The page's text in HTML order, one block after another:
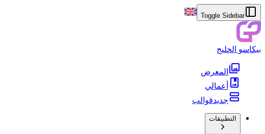
Toggle Sidebar
بيكاسو الخليج
المعرض
أعمالي
جديدقوالب
التطبيقات